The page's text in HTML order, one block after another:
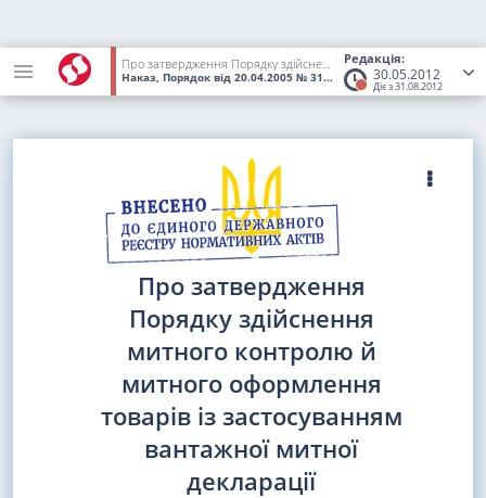
Редакція:
30.05.2012
Діє з 31.08.2012
Про затвердження Порядку здійснення митного контролю й митного оформлення товарів із застосуванням вантажної митної декларації
Наказ, Порядок від 20.04.2005 № 314 (Статус:Втратив чинність)
Про затвердження
Порядку здійснення
митного контролю й
митного оформлення
товарів із застосуванням
вантажної митної
декларації